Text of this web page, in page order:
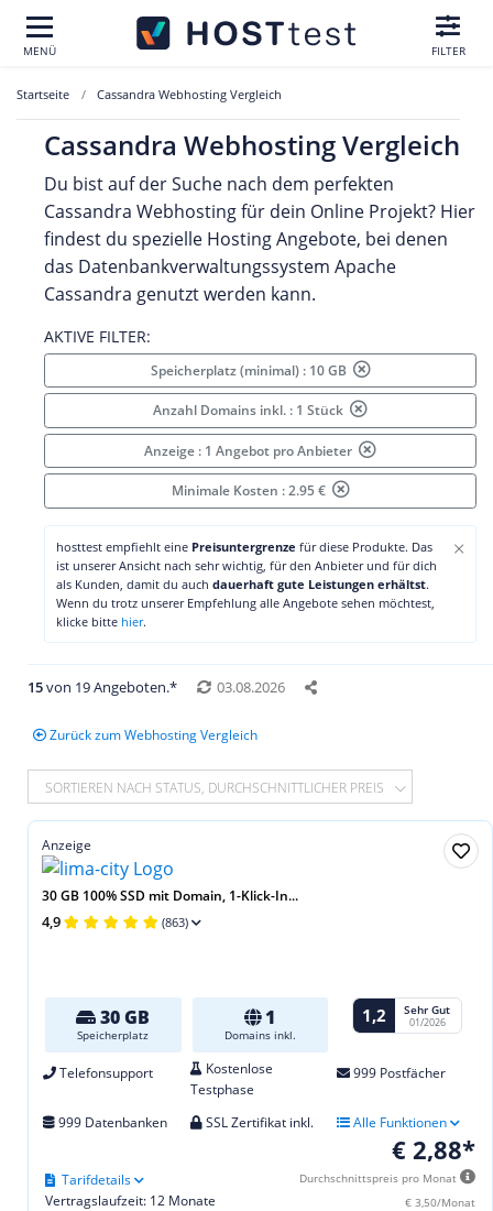
MENÜ FILTER
Startseite Cassandra Webhosting Vergleich
Cassandra Webhosting Vergleich
Du bist auf der Suche nach dem perfekten
Cassandra Webhosting für dein Online Projekt? Hier
findest du spezielle Hosting Angebote, bei denen
das Datenbankverwaltungssystem Apache
Cassandra genutzt werden kann.
AKTIVE FILTER:
Speicherplatz (minimal) : 10 GB
Anzahl Domains inkl. : 1 Stück
Anzeige : 1 Angebot pro Anbieter
Minimale Kosten : 2.95 €
×
hosttest empfiehlt eine Preisuntergrenze für diese Produkte. Das
ist unserer Ansicht nach sehr wichtig, für den Anbieter und für dich
als Kunden, damit du auch dauerhaft gute Leistungen erhältst.
Wenn du trotz unserer Empfehlung alle Angebote sehen möchtest,
klicke bitte hier.
15von 19 Angeboten.* 03.08.2026
Zurück zum Webhosting Vergleich
SORTIEREN NACH STATUS, DURCHSCHNITTLICHER PREIS
Anzeige
30 GB 100% SSD mit Domain, 1-Klick-In...
4,9 (863)
30 GB
Speicherplatz
1
Domains inkl.
1,2 Sehr Gut
01/2026
Telefonsupport
Kostenlose
Testphase
999 Postfächer
999 Datenbanken SSL Zertifikat inkl. Alle Funktionen
€ 2,88*
Durchschnittspreis pro Monat
€ 3,50/Monat
Vertragslaufzeit: 12 Monate
Tarifdetails